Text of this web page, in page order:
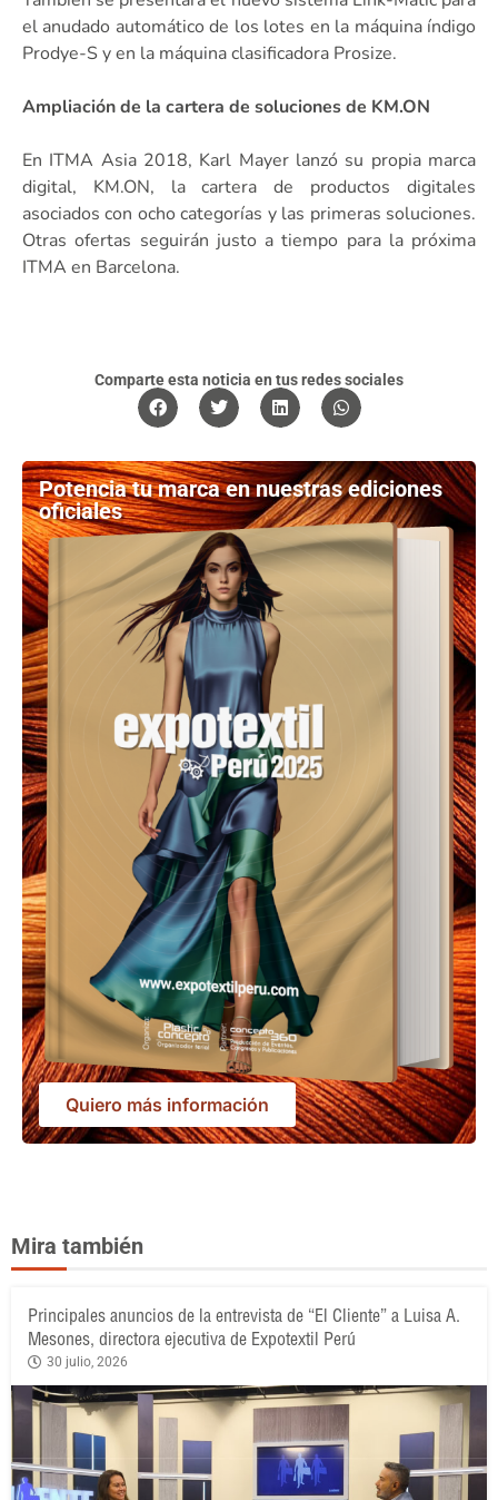
el anudado automático de los lotes en la máquina índigo
Prodye-S y en la máquina clasificadora Prosize.
Ampliación de la cartera de soluciones de KM.ON
En ITMA Asia 2018, Karl Mayer lanzó su propia marca
digital, KM.ON, la cartera de productos digitales
asociados con ocho categorías y las primeras soluciones.
Otras ofertas seguirán justo a tiempo para la próxima
ITMA en Barcelona.
Comparte esta noticia en tus redes sociales
Potencia tu marca en nuestras ediciones
oficiales
Quiero más información
Mira también
Principales anuncios de la entrevista de “El Cliente” a Luisa A.
Mesones, directora ejecutiva de Expotextil Perú
30 julio, 2026